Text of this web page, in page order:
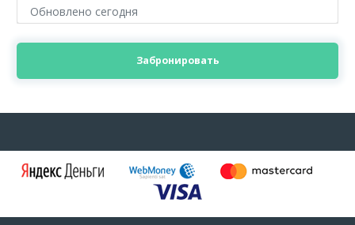
Обновлено сегодня
Забронировать